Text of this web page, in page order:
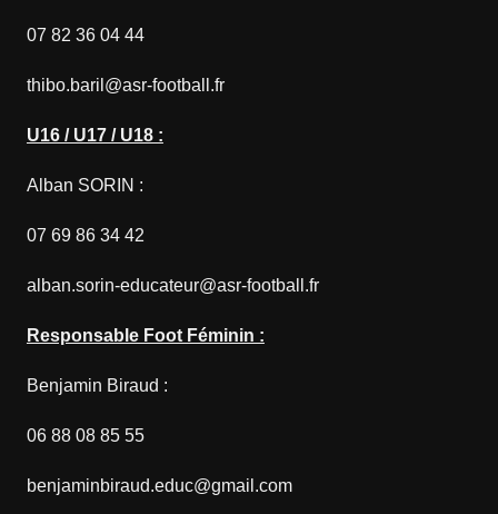
07 82 36 04 44
thibo.baril@asr-football.fr
U16 / U17 / U18 :
Alban SORIN :
07 69 86 34 42
alban.sorin-educateur@asr-football.fr
Responsable Foot Féminin :
Benjamin Biraud :
06 88 08 85 55
benjaminbiraud.educ@gmail.com